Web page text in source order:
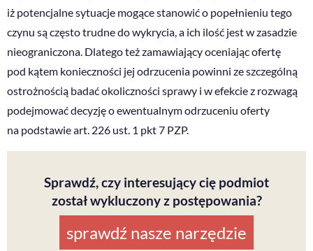
iż potencjalne sytuacje mogące stanowić o popełnieniu tego
czynu są często trudne do wykrycia, a ich ilość jest w zasadzie
nieograniczona. Dlatego też zamawiający oceniając ofertę
pod kątem konieczności jej odrzucenia powinni ze szczególną
ostrożnością badać okoliczności sprawy i w efekcie z rozwagą
podejmować decyzję o ewentualnym odrzuceniu oferty
na podstawie art. 226 ust. 1 pkt 7 PZP.
Sprawdź, czy interesujący cię podmiot
został wykluczony z postępowania?
sprawdź nasze narzędzie